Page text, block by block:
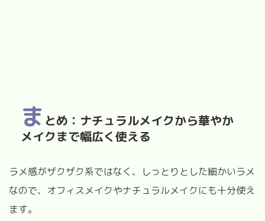
ま とめ：ナチュラルメイクから華やか
メイクまで幅広く使える
ラメ感がザクザク系ではなく、しっとりとした細かいラメ
なので、オフィスメイクやナチュラルメイクにも十分使え
ます。